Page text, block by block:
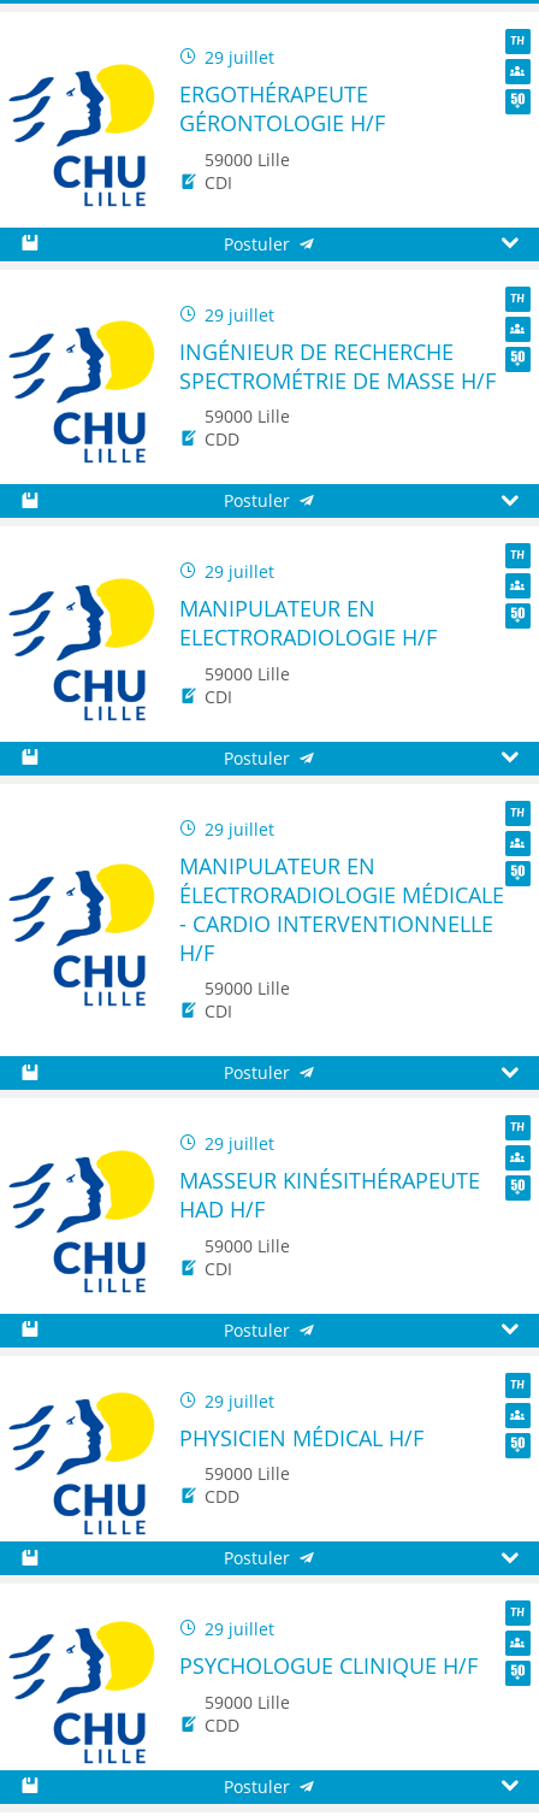
29 juillet
TH
ERGOTHÉRAPEUTE
GÉRONTOLOGIE H/F
59000 Lille
CDI
Postuler
29 juillet
TH
INGÉNIEUR DE RECHERCHE
SPECTROMÉTRIE DE MASSE H/F
59000 Lille
CDD
Postuler
29 juillet
TH
MANIPULATEUR EN
ELECTRORADIOLOGIE H/F
59000 Lille
CDI
Postuler
29 juillet
TH
MANIPULATEUR EN
ÉLECTRORADIOLOGIE MÉDICALE
- CARDIO INTERVENTIONNELLE
H/F
59000 Lille
CDI
Postuler
29 juillet
TH
MASSEUR KINÉSITHÉRAPEUTE
HAD H/F
59000 Lille
CDI
Postuler
29 juillet
TH
PHYSICIEN MÉDICAL H/F
59000 Lille
CDD
Postuler
29 juillet
TH
PSYCHOLOGUE CLINIQUE H/F
59000 Lille
CDD
Postuler